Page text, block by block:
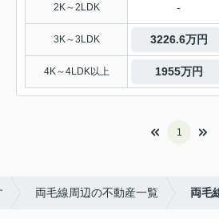
2K～2LDK -
3K～3LDK 3226.6万円
4K～4LDK以上 1955万円
1
両毛線周辺の不動産一覧 両毛